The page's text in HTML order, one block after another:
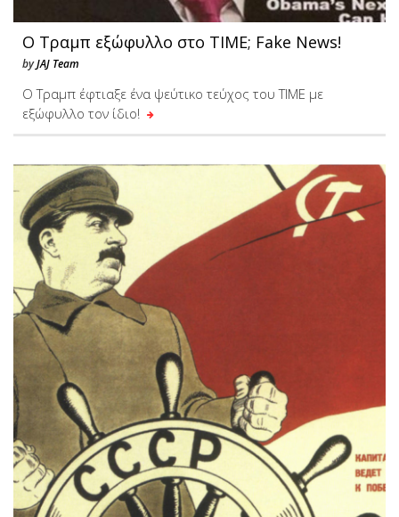
Ο Τραμπ εξώφυλλο στο TIME; Fake News!
byJAJ Team
Ο Τραμπ έφτιαξε ένα ψεύτικο τεύχος του ΤΙΜΕ με
εξώφυλλο τον ίδιο!